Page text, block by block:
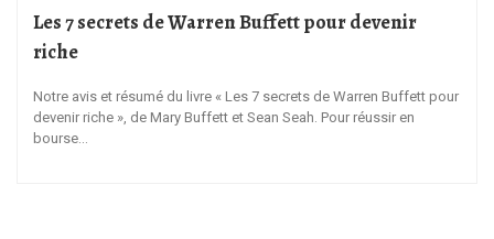
Les 7 secrets de Warren Buffett pour devenir
riche
Notre avis et résumé du livre « Les 7 secrets de Warren Buffett pour
devenir riche », de Mary Buffett et Sean Seah. Pour réussir en
bourse…